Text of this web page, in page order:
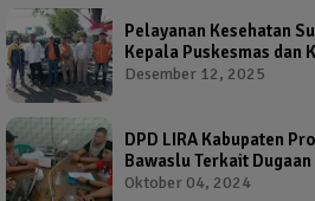
Pelayanan Kesehatan
Kepala Puskesmas dan
Warga Jadi Korban
Desember 12, 2025
DPD LIRA Kabupaten
Bawaslu Terkait
Oleh Salah Satu Calon
Oktober 04, 2024